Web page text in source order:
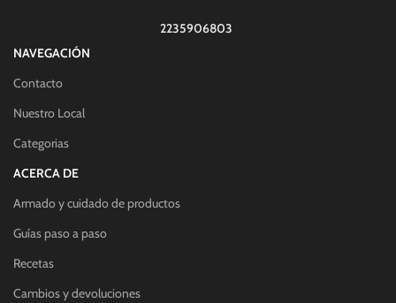
2235906803
NAVEGACIÓN
Contacto
Nuestro Local
Categorias
ACERCA DE
Armado y cuidado de productos
Guías paso a paso
Recetas
Cambios y devoluciones